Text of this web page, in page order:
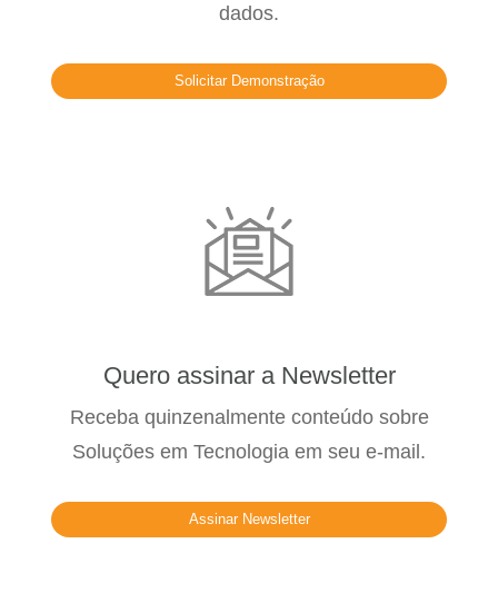
dados.
Solicitar Demonstração
Quero assinar a Newsletter
Receba quinzenalmente conteúdo sobre
Soluções em Tecnologia em seu e-mail.
Assinar Newsletter